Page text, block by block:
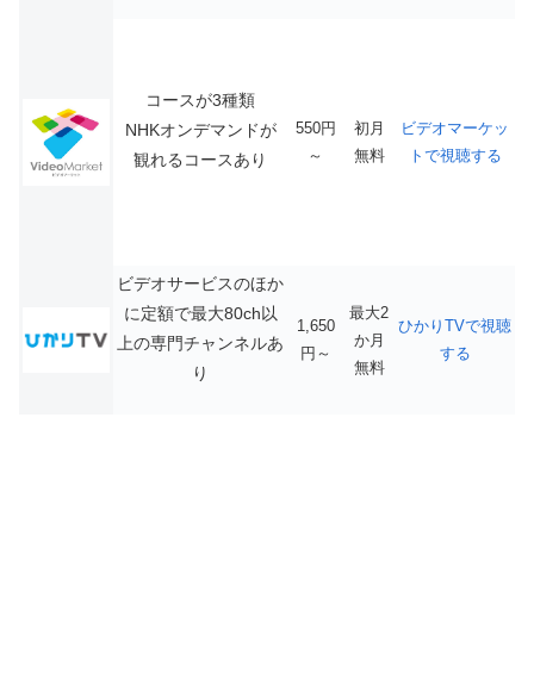
コースが3種類
NHKオンデマンドが
観れるコースあり
550円
～
初月
無料
ビデオマーケッ
トで視聴する
ビデオサービスのほか
に定額で最大80ch以
上の専門チャンネルあ
り
1,650
円～
最大2
か月
無料
ひかりTVで視聴
する